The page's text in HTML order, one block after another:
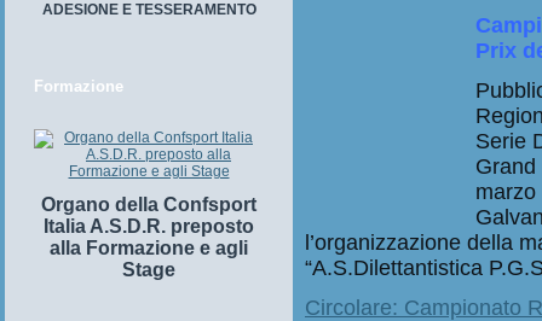
ADESIONE E TESSERAMENTO
Formazione
Organo della Confsport
Italia A.S.D.R. preposto
alla Formazione e agli
Stage
Prix
Serie
Grand
marzo
l’organizzazione della
“A.S.Dilettantistica
Circolare: Campionato